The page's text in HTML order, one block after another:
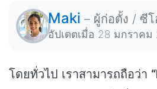
Maki – ผู้ก่อตั้ง / ซีโ
อัปเดตเมื่อ 28 มกราคม
โดยทั่วไป เราสามารถถือว่า